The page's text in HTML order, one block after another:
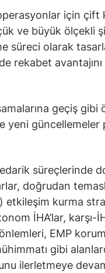
için çift
ve büyük ölçekli
süreci olarak
rekabet
geçiş gibi
yeni güncellemeler
süreçlerinde
doğrudan
etkileşim kurma
İHA’lar, karşı-
EMP
gibi
ilerletmeye